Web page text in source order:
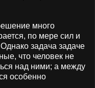
много
по мере сил и
задача задаче
что человек не
над ними; а между
особенно